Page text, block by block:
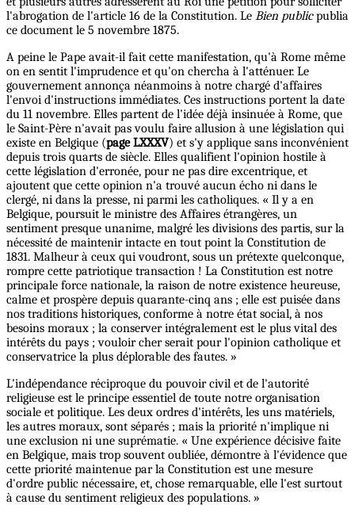
l'abrogation de l'article 16 de la Constitution. Le Bien publicpublia
ce document le 5 novembre 1875.
A peine le Pape avait-il fait cette manifestation, qu'à Rome même
on en sentit l'imprudence et qu'on chercha à l'atténuer. Le
gouvernement annonça néanmoins à notre chargé d'affaires
l'envoi d'instructions immédiates. Ces instructions portent la date
du 11 novembre. Elles partent de l'idée déjà insinuée à Rome, que
le Saint-Père n'avait pas voulu faire allusion à une législation qui
existe en Belgique (page LXXXV) et s'y applique sans inconvénient
depuis trois quarts de siècle. Elles qualifient l'opinion hostile à
cette législation d'erronée, pour ne pas dire excentrique, et
ajoutent que cette opinion n'a trouvé aucun écho ni dans le
clergé, ni dans la presse, ni parmi les catholiques. « Il y a en
Belgique, poursuit le ministre des Affaires étrangères, un
sentiment presque unanime, malgré les divisions des partis, sur la
nécessité de maintenir intacte en tout point la Constitution de
1831. Malheur à ceux qui voudront, sous un prétexte quelconque,
rompre cette patriotique transaction ! La Constitution est notre
principale force nationale, la raison de notre existence heureuse,
calme et prospère depuis quarante-cinq ans ; elle est puisée dans
nos traditions historiques, conforme à notre état social, à nos
besoins moraux ; la conserver intégralement est le plus vital des
intérêts du pays ; vouloir cher serait pour l'opinion catholique et
conservatrice la plus déplorable des fautes. »
L'indépendance réciproque du pouvoir civil et de l'autorité
religieuse est le principe essentiel de toute notre organisation
sociale et politique. Les deux ordres d'intérêts, les uns matériels,
les autres moraux, sont séparés ; mais la priorité n'implique ni
une exclusion ni une suprématie. « Une expérience décisive faite
en Belgique, mais trop souvent oubliée, démontre à l'évidence que
cette priorité maintenue par la Constitution est une mesure
d'ordre public nécessaire, et, chose remarquable, elle l'est surtout
à cause du sentiment religieux des populations. »